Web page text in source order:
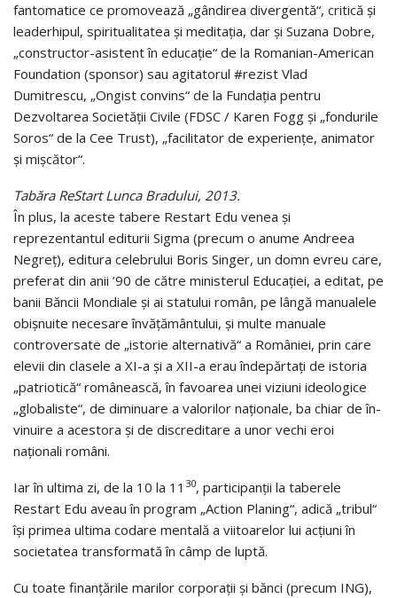
fantoma­tice ce promovează „gândirea divergentă“, critică şi
leaderhipul, spi­ri­tu­a­li­tatea şi meditaţia, dar şi Suzana Dobre,
„constructor-asistent în educaţie“ de la Romanian-American
Foundation (sponsor) sau agitatorul #rezist Vlad
Dumitrescu, „Ongist convins“ de la Fundaţia pentru
Dezvoltarea Societăţii Civile (FDSC / Karen Fogg şi „fondurile
Soros“ de la Cee Trust), „facilitator de experienţe, animator
şi mişcător“.
Tabăra ReStart Lunca Bradului, 2013.
În plus, la aceste tabere Restart Edu venea şi
reprezentantul editurii Sigma (precum o anume Andreea
Negreţ), editura celebrului Boris Singer, un domn evreu care,
pre­ferat din anii ’90 de către ministerul Edu­caţiei, a editat, pe
banii Băncii Mondiale şi ai statului român, pe lângă manualele
obiş­nuite ne­cesare învăţă­mân­tu­lui, şi multe manuale
controversate de „is­torie alter­na­tivă“ a României, prin care
elevii din clasele a XI-a şi a XII-a erau înde­păr­taţi de istoria
„patriotică“ românească, în favoarea unei vizi­uni ideo­lo­gice
„globaliste“, de diminuare a valorilor naţionale, ba chiar de în­
vi­nu­­i­re a aces­tora şi de discreditare a unor vechi eroi
naţionali români.
Iar în ultima zi, de la 10 la 11 30, par­ti­cipanţii la taberele
Restart Edu aveau în program „Action Planing“, adică „tribul“
îşi primea ultima codare mentală a viitoarelor lui acţiuni în
societatea transformată în câmp de luptă.
Cu toate finanţările marilor corporaţii şi bănci (precum ING),